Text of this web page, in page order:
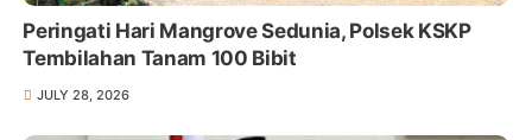
Peringati Hari Mangrove Sedunia, Polsek KSKP
Tembilahan Tanam 100 Bibit
JULY 28, 2026